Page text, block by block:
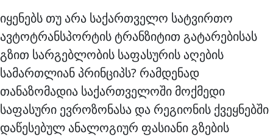
იყენებს თუ არა საქართველო სატვირთო
ავტოტრანსპორტის ტრანზიტით გატარებისას
გზით სარგებლობის საფასურის აღების
სამართლიან პრინციპს? რამდენად
თანაზომადია საქართველოში მოქმედი
საფასური ევროზონასა და რეგიონის ქვეყნებში
დაწესებულ ანალოგიურ ფასიანი გზების